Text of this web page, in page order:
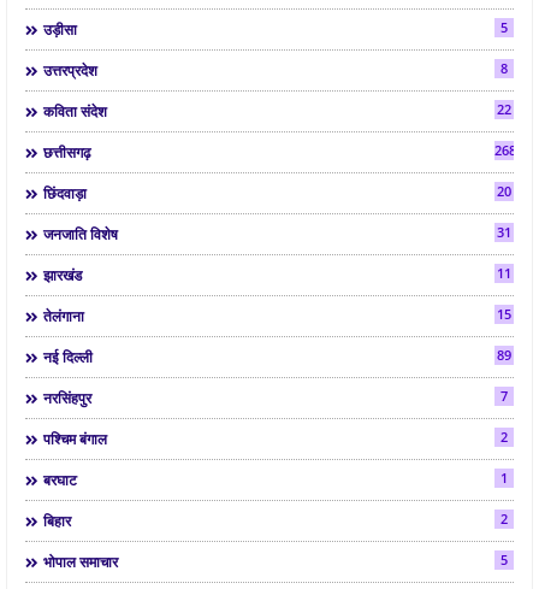
उड़ीसा 5
उत्तरप्रदेश 8
कविता संदेश 22
छत्तीसगढ़ 268
छिंदवाड़ा 20
जनजाति विशेष 31
झारखंड 11
तेलंगाना 15
नई दिल्ली 89
नरसिंहपुर 7
पश्चिम बंगाल 2
बरघाट 1
बिहार 2
भोपाल समाचार 5